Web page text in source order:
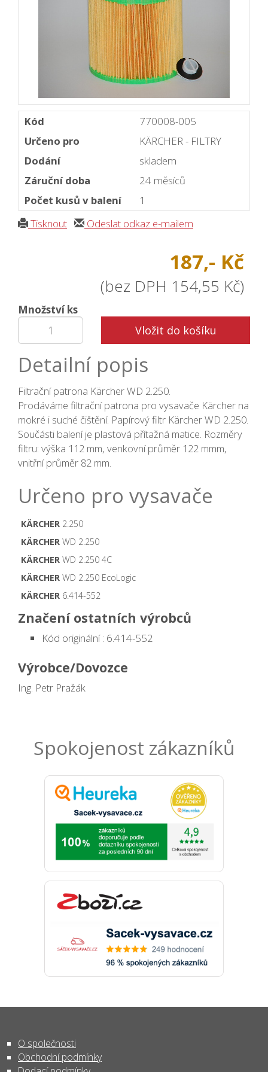
Kód
770008-005
Určeno pro
KÄRCHER - FILTRY
Dodání
skladem
Záruční doba
24 měsíců
Počet kusů v balení
1
Tisknout
Odeslat odkaz e-mailem
187,- Kč
(bez DPH 154,55 Kč)
Množství ks
Vložit do košíku
Detailní popis
Filtrační patrona Kärcher WD 2.250.
Prodáváme filtrační patrona pro vysavače Kärcher na
mokré i suché čištění. Papírový filtr Kärcher WD 2.250.
Součásti balení je plastová přítažná matice. Rozměry
filtru: výška 112 mm, venkovní průměr 122 mmm,
vnitřní průměr 82 mm.
Určeno pro vysavače
KÄRCHER 2.250
KÄRCHER WD 2.250
KÄRCHER WD 2.250 4C
KÄRCHER WD 2.250 EcoLogic
KÄRCHER 6.414-552
Značení ostatních výrobců
Kód originální : 6.414-552
Výrobce/Dovozce
Ing. Petr Pražák
Spokojenost zákazníků
O společnosti
Obchodní podmínky